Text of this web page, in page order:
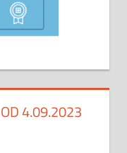
4.09.2023